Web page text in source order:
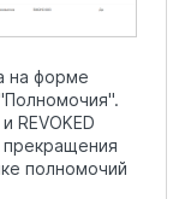
на форме
REVOKED
полномочий